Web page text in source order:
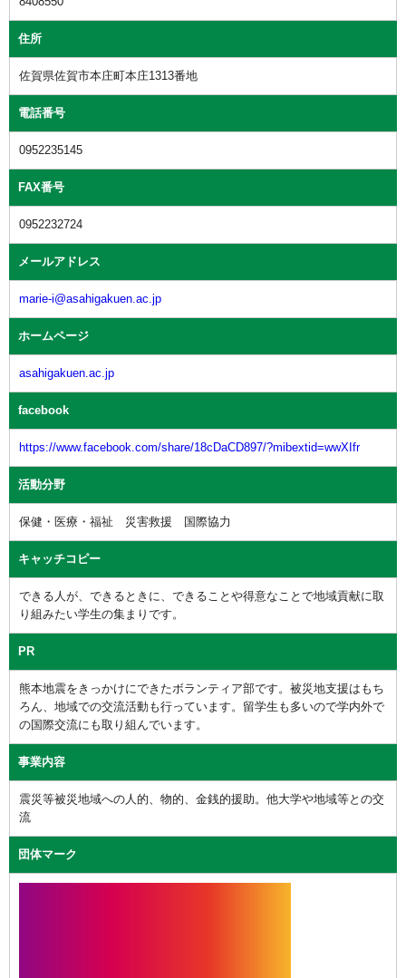
住所
佐賀県佐賀市本庄町本庄1313番地
電話番号
0952235145
FAX番号
0952232724
メールアドレス
marie-i@asahigakuen.ac.jp
ホームページ
asahigakuen.ac.jp
facebook
https://www.facebook.com/share/18cDaCD897/?mibextid=wwXIfr
活動分野
保健・医療・福祉 災害救援 国際協力
キャッチコピー
できる人が、できるときに、できることや得意なことで地域貢献に取
り組みたい学生の集まりです。
PR
熊本地震をきっかけにできたボランティア部です。被災地支援はもち
ろん、地域での交流活動も行っています。留学生も多いので学内外で
の国際交流にも取り組んでいます。
事業内容
震災等被災地域への人的、物的、金銭的援助。他大学や地域等との交
流
団体マーク